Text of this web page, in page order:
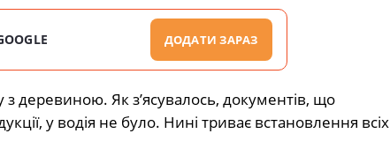
ДОДАТИ ЗАРАЗ
деревиною. Як з’ясувалось, документів, що
у водія не було. Нині триває встановлення всіх